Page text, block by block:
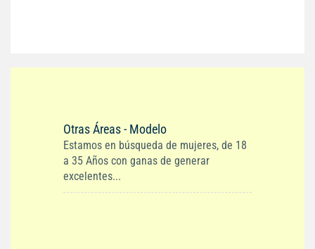
Otras Áreas - Modelo
Estamos en búsqueda de mujeres, de 18
a 35 Años con ganas de generar
excelentes...